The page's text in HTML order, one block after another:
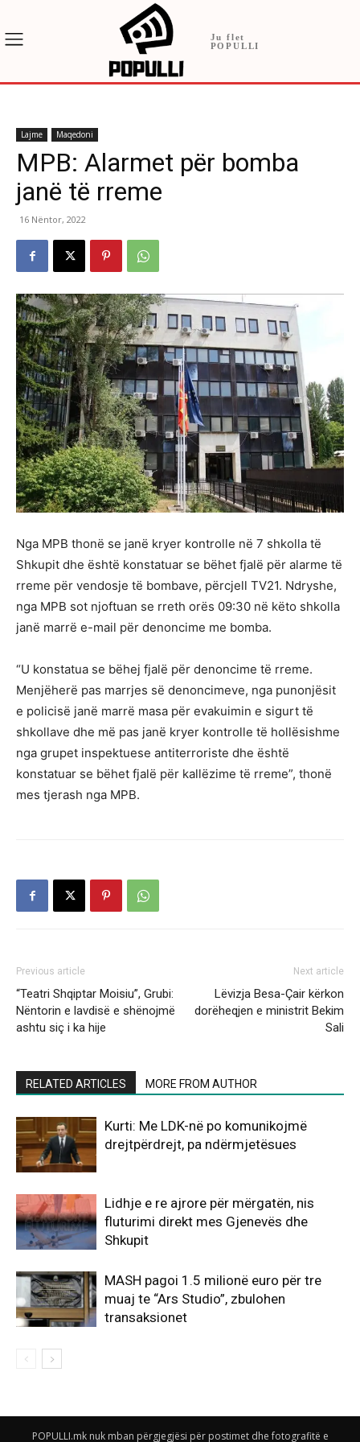
Ju flet
POPULLI
Lajme Maqedoni
MPB: Alarmet për bomba
janë të rreme
16 Nëntor, 2022
Nga MPB thonë se janë kryer kontrolle në 7 shkolla të
Shkupit dhe është konstatuar se bëhet fjalë për alarme të
rreme për vendosje të bombave, përcjell TV21. Ndryshe,
nga MPB sot njoftuan se rreth orës 09:30 në këto shkolla
janë marrë e-mail për denoncime me bomba.
“U konstatua se bëhej fjalë për denoncime të rreme.
Menjëherë pas marrjes së denoncimeve, nga punonjësit
e policisë janë marrë masa për evakuimin e sigurt të
shkollave dhe më pas janë kryer kontrolle të hollësishme
nga grupet inspektuese antiterroriste dhe është
konstatuar se bëhet fjalë për kallëzime të rreme”, thonë
mes tjerash nga MPB.
Previous article
“Teatri Shqiptar Moisiu”, Grubi:
Nëntorin e lavdisë e shënojmë
ashtu siç i ka hije
Next article
Lëvizja Besa-Çair kërkon
dorëheqjen e ministrit Bekim
Sali
RELATED ARTICLES MORE FROM AUTHOR
Kurti: Me LDK-në po komunikojmë
drejtpërdrejt, pa ndërmjetësues
Lidhje e re ajrore për mërgatën, nis
fluturimi direkt mes Gjenevës dhe
Shkupit
MASH pagoi 1.5 milionë euro për tre
muaj te “Ars Studio”, zbulohen
transaksionet
POPULLI.mk nuk mban përgjegjësi për postimet dhe fotografitë e